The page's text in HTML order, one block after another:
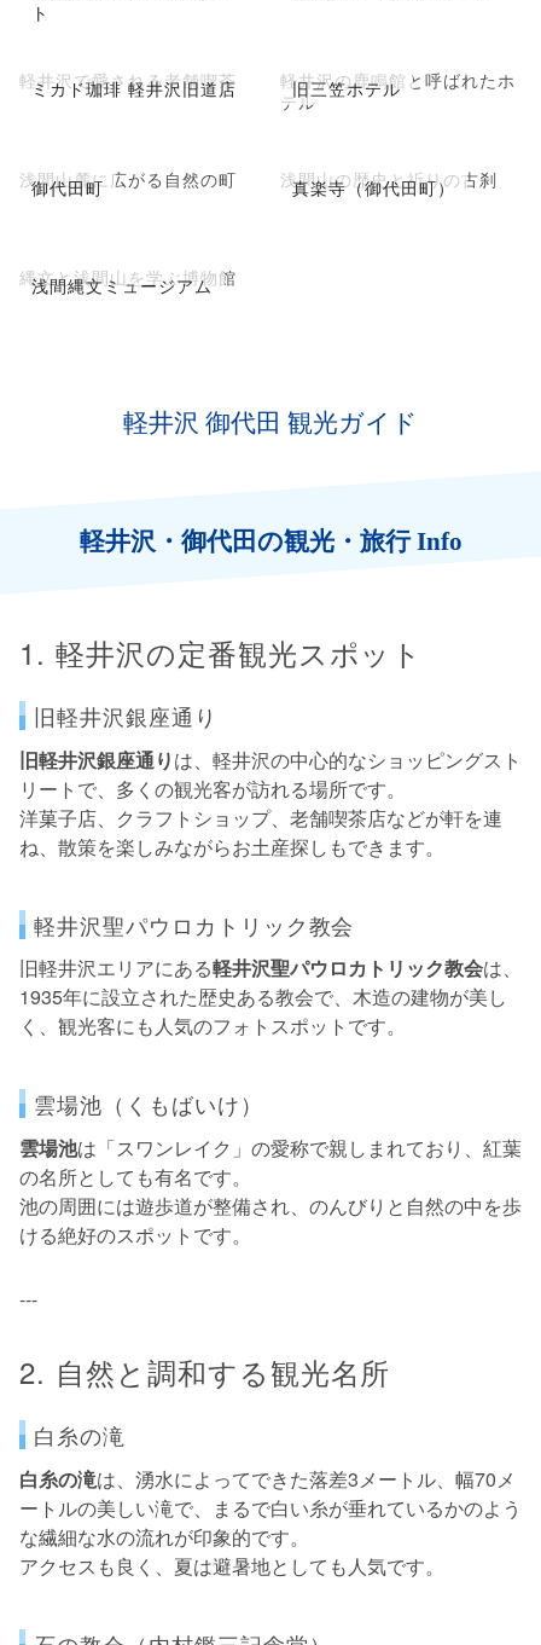
ト
ミカド珈琲 軽井沢旧道店
軽井沢で愛される老舗喫茶 旧三笠ホテル
軽井沢の鹿鳴館と呼ばれたホ
テル
御代田町
浅間山麓に広がる自然の町 真楽寺（御代田町）
浅間山の歴史と祈りの古刹
浅間縄文ミュージアム
縄文と浅間山を学ぶ博物館
軽井沢 御代田 観光ガイド
軽井沢・御代田の観光・旅行 Info
1. 軽井沢の定番観光スポット
旧軽井沢銀座通り
旧軽井沢銀座通りは、軽井沢の中心的なショッピングスト
リートで、多くの観光客が訪れる場所です。
洋菓子店、クラフトショップ、老舗喫茶店などが軒を連
ね、散策を楽しみながらお土産探しもできます。
軽井沢聖パウロカトリック教会
旧軽井沢エリアにある軽井沢聖パウロカトリック教会は、
1935年に設立された歴史ある教会で、木造の建物が美し
く、観光客にも人気のフォトスポットです。
雲場池（くもばいけ）
雲場池は「スワンレイク」の愛称で親しまれており、紅葉
の名所としても有名です。
池の周囲には遊歩道が整備され、のんびりと自然の中を歩
ける絶好のスポットです。
---
2. 自然と調和する観光名所
白糸の滝
白糸の滝は、湧水によってできた落差3メートル、幅70メ
ートルの美しい滝で、まるで白い糸が垂れているかのよう
な繊細な水の流れが印象的です。
アクセスも良く、夏は避暑地としても人気です。